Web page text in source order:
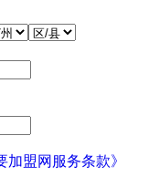
加盟网服务条款》